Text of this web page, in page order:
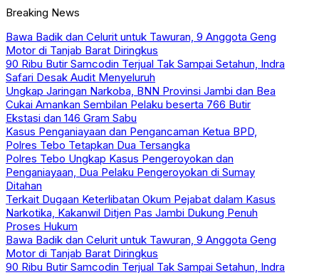
Breaking News
Bawa Badik dan Celurit untuk Tawuran, 9 Anggota Geng
Motor di Tanjab Barat Diringkus
90 Ribu Butir Samcodin Terjual Tak Sampai Setahun, Indra
Safari Desak Audit Menyeluruh
Ungkap Jaringan Narkoba, BNN Provinsi Jambi dan Bea
Cukai Amankan Sembilan Pelaku beserta 766 Butir
Ekstasi dan 146 Gram Sabu
Kasus Penganiayaan dan Pengancaman Ketua BPD,
Polres Tebo Tetapkan Dua Tersangka
Polres Tebo Ungkap Kasus Pengeroyokan dan
Penganiayaan, Dua Pelaku Pengeroyokan di Sumay
Ditahan
Terkait Dugaan Keterlibatan Okum Pejabat dalam Kasus
Narkotika, Kakanwil Ditjen Pas Jambi Dukung Penuh
Proses Hukum
Bawa Badik dan Celurit untuk Tawuran, 9 Anggota Geng
Motor di Tanjab Barat Diringkus
90 Ribu Butir Samcodin Terjual Tak Sampai Setahun, Indra